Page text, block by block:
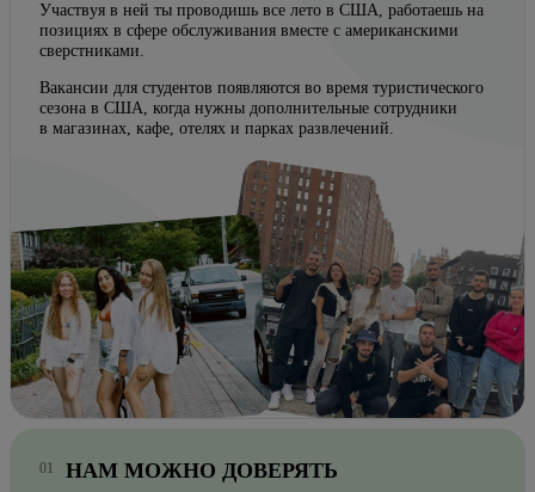
Участвуя в ней ты проводишь все лето в США, работаешь на
позициях в сфере обслуживания вместе с американскими
сверстниками.
Вакансии для студентов появляются во время туристического
сезона в США, когда нужны дополнительные сотрудники
в магазинах, кафе, отелях и парках развлечений.
НАМ МОЖНО ДОВЕРЯТЬ